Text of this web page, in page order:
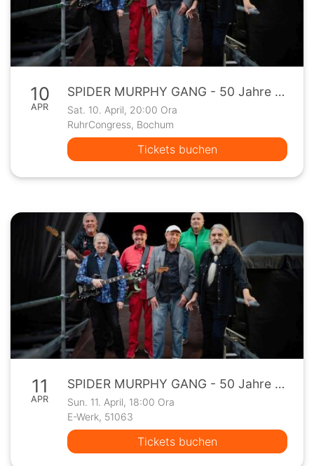
10
APR
SPIDER MURPHY GANG - 50 Jahre Spider Murphy Gang Jubiläumskonzerte
Sat. 10. April, 20:00 Ora
RuhrCongress, Bochum
Tickets buchen
11
APR
SPIDER MURPHY GANG - 50 Jahre Spider Murphy Gang Jubiläumskonzerte
Sun. 11. April, 18:00 Ora
E-Werk, 51063
Tickets buchen